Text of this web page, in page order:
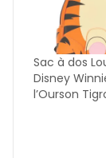
Sac à dos
Disney
l’Ourson